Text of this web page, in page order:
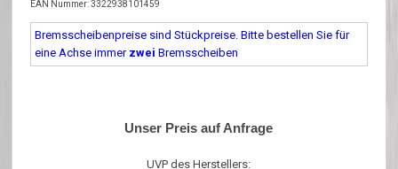
EAN Nummer: 3322938101459
Bremsscheibenpreise sind Stückpreise. Bitte bestellen Sie für
eine Achse immer zwei Bremsscheiben
Unser Preis auf Anfrage
UVP des Herstellers: